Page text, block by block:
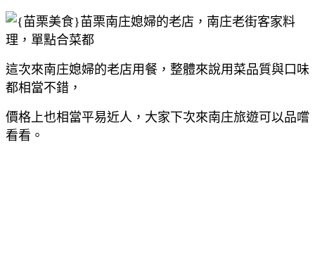
這次來南庄媳婦的老店用餐，整體來說用菜品質與口味
都相當不錯，
價格上也相當平易近人，大家下次來南庄旅遊可以品嚐
看看。